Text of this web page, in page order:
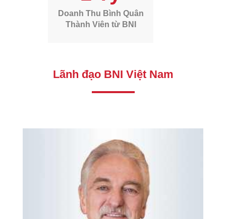
Doanh Thu Bình Quân
Thành Viên từ BNI
Lãnh đạo BNI Việt Nam